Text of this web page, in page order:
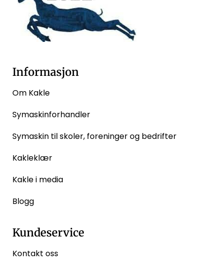
Informasjon
Om Kakle
Symaskinforhandler
Symaskin til skoler, foreninger og bedrifter
Kakleklær
Kakle i media
Blogg
Kundeservice
Kontakt oss